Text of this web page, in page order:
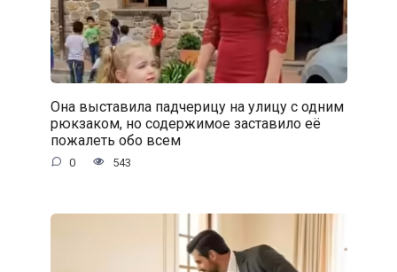
Она выставила падчерицу на улицу с одним
рюкзаком, но содержимое заставило её
пожалеть обо всем
0 543